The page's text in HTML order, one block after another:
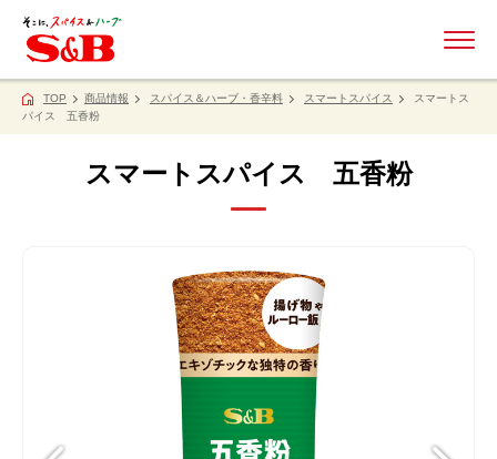
TOP 商品情報 スパイス＆ハーブ・香辛料 スマートスパイス
スマートス
パイス 五香粉
スマートスパイス 五香粉